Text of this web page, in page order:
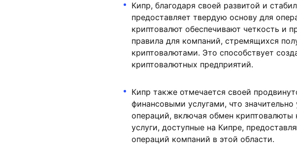
Кипр, благодаря своей развитой и
предоставляет твердую основу для
криптовалют обеспечивают четкость и
правила для компаний, стремящихся
криптовалютами. Это способствует
криптовалютных предприятий.
Кипр также отмечается своей
финансовыми услугами, что
операций, включая обмен
услуги, доступные на Кипре,
операций компаний в этой области.